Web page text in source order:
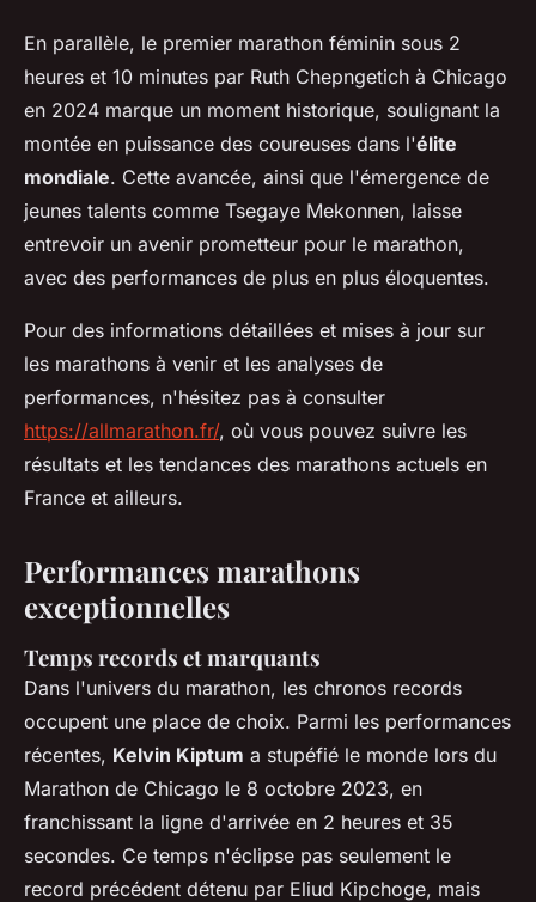
En parallèle, le premier marathon féminin sous 2
heures et 10 minutes par Ruth Chepngetich à Chicago
en 2024 marque un moment historique, soulignant la
montée en puissance des coureuses dans l'élite
mondiale. Cette avancée, ainsi que l'émergence de
jeunes talents comme Tsegaye Mekonnen, laisse
entrevoir un avenir prometteur pour le marathon,
avec des performances de plus en plus éloquentes.
Pour des informations détaillées et mises à jour sur
les marathons à venir et les analyses de
performances, n'hésitez pas à consulter
https://allmarathon.fr/, où vous pouvez suivre les
résultats et les tendances des marathons actuels en
France et ailleurs.
Performances marathons
exceptionnelles
Temps records et marquants
Dans l'univers du marathon, les chronos records
occupent une place de choix. Parmi les performances
récentes, Kelvin Kiptum a stupéfié le monde lors du
Marathon de Chicago le 8 octobre 2023, en
franchissant la ligne d'arrivée en 2 heures et 35
secondes. Ce temps n'éclipse pas seulement le
record précédent détenu par Eliud Kipchoge, mais